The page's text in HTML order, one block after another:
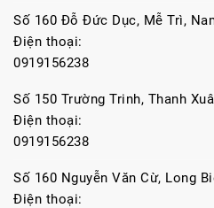
Số 160 Đỗ Đức Dục, Mễ Trì,
Điện thoại:
0919156238
Số 150 Trường Trinh, Thanh
Điện thoại:
0919156238
Số 160 Nguyễn Văn Cừ, Long
Điện thoại: